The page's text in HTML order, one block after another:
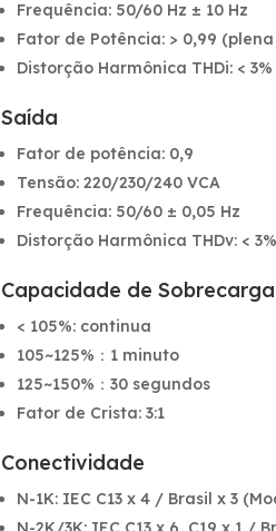
Frequência: 50/60 Hz ± 10 Hz
Fator de Potência: > 0,99
Distorção Harmônica THDi: < 3%
Saída
Fator de potência: 0,9
Tensão: 220/230/240 VCA
Frequência: 50/60 ± 0,05 Hz
Distorção Harmônica THDv: <
Capacidade de Sobrecarga
< 105%: continua
105~125%：1 minuto
125~150%：30 segundos
Fator de Crista: 3:1
Conectividade
N-1K: IEC C13 x 4 / Brasil x 3